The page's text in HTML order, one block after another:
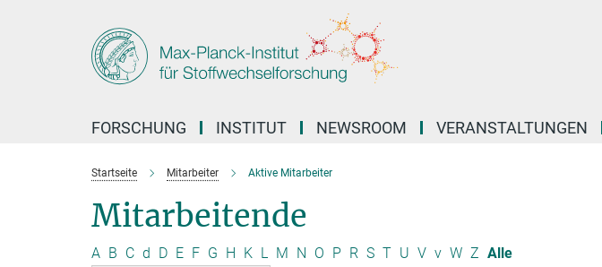
FORSCHUNG INSTITUT NEWSROOM VERANSTALTUNGEN
Startseite Mitarbeiter Aktive Mitarbeiter
Mitarbeitende
A B C d D E F G H K L M N O P R S T U V v W Z Alle